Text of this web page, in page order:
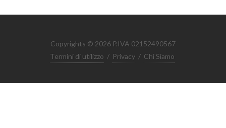
Copyrights © 2026 P.IVA 02152490567
Termini di utilizzo / Privacy / Chi Siamo